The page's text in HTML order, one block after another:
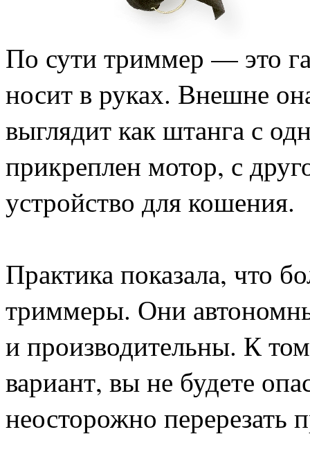
По сути триммер — это
носит в руках. Внешне
выглядит как штанга с
прикреплен мотор, с
устройство для кошения.
Практика показала, что
триммеры. Они
и производительны. К
вариант, вы не будете
неосторожно перерезать